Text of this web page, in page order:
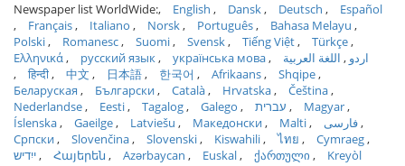
Newspaper list WorldWide: English Dansk Deutsch
Español
Français
Italiano Norsk Português
Bahasa Melayu
Polski
Romanesc Suomi Svensk Tiếng Việt
Türkçe
Ελληνικά
русский язык українська мова اردو
اللغة العربية
हिन्दी
中文 日本語 한국어 Afrikaans
Shqipe
Беларуская
Български Català Hrvatska
Čeština
Nederlandse
Eesti Tagalog Galego עברית
Magyar
Íslenska
Gaeilge Latviešu Македонски Malti
فارسی
Српски
Slovenčina Slovenski Kiswahili ไทย
Cymraeg
ייִדיש
Հայերեն Azərbaycan Euskal ქართული
Kreyòl